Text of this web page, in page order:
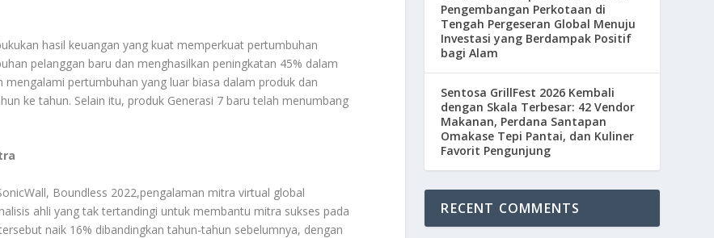
hasil keuangan yang kuat memperkuat pertumbuhan
pelanggan baru dan menghasilkan peningkatan 45% dalam
mengalami pertumbuhan yang luar biasa dalam produk dan
ke tahun. Selain itu, produk Generasi 7 baru telah menumbang
Boundless 2022,pengalaman mitra virtual global
ahli yang tak tertandingi untuk membantu mitra sukses pada
naik 16% dibandingkan tahun-tahun sebelumnya, dengan
Pengembangan Perkotaan di
Tengah Pergeseran Global Menuju
Investasi yang Berdampak Positif
bagi Alam
Sentosa GrillFest 2026 Kembali
dengan Skala Terbesar: 42 Vendor
Makanan, Perdana Santapan
Omakase Tepi Pantai, dan Kuliner
Favorit Pengunjung
RECENT COMMENTS